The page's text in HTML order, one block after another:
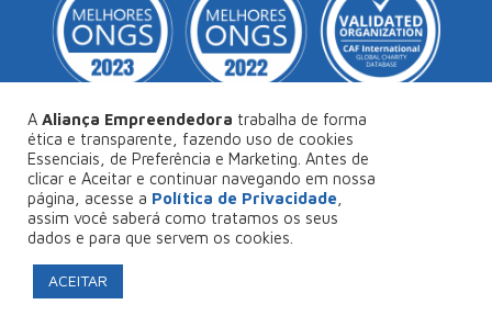
FAÇA SEU PROJETO CONOSCO
© Copyright 2026Aliança Empreendedora
Desenvolvido porCollabs
Política de Privacidade
A Aliança Empreendedora trabalha de forma
ética e transparente, fazendo uso de cookies
Essenciais, de Preferência e Marketing. Antes de
clicar e Aceitar e continuar navegando em nossa
página, acesse a Política de Privacidade
assim você saberá como tratamos os seus
dados e para que servem os cookies.
ACEITAR